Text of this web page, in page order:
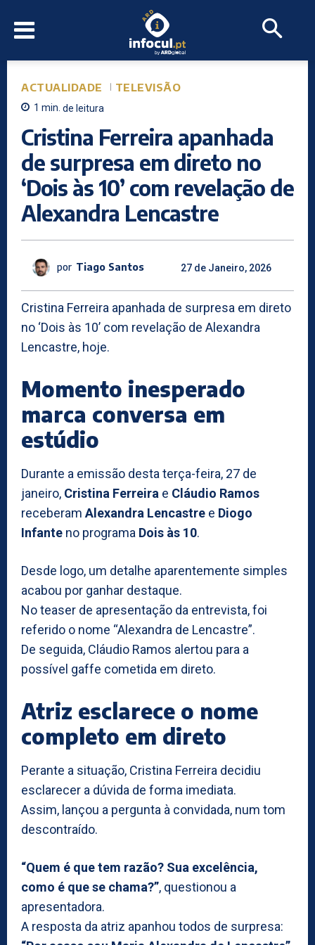
ACTUALIDADE TELEVISÃO
1 min. de leitura
Cristina Ferreira apanhada
de surpresa em direto no
‘Dois às 10’ com revelação de
Alexandra Lencastre
por Tiago Santos 27 de Janeiro, 2026
Cristina Ferreira apanhada de surpresa em direto
no ‘Dois às 10’ com revelação de Alexandra
Lencastre, hoje.
Momento inesperado
marca conversa em
estúdio
Durante a emissão desta terça-feira, 27 de
janeiro, Cristina Ferreira e Cláudio Ramos
receberam Alexandra Lencastre e Diogo
Infante no programa Dois às 10.
Desde logo, um detalhe aparentemente simples
acabou por ganhar destaque.
No teaser de apresentação da entrevista, foi
referido o nome “Alexandra de Lencastre”.
De seguida, Cláudio Ramos alertou para a
possível gaffe cometida em direto.
Atriz esclarece o nome
completo em direto
Perante a situação, Cristina Ferreira decidiu
esclarecer a dúvida de forma imediata.
Assim, lançou a pergunta à convidada, num tom
descontraído.
“Quem é que tem razão? Sua excelência,
como é que se chama?”, questionou a
apresentadora.
A resposta da atriz apanhou todos de surpresa: